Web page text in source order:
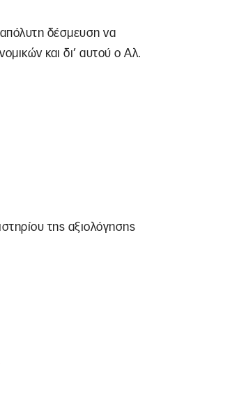
δέσμευση να
και δι’ αυτού ο Αλ.
της αξιολόγησης